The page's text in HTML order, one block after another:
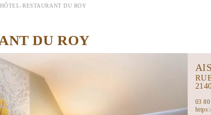
HÔTEL-RESTAURANT DU ROY
DU ROY
03